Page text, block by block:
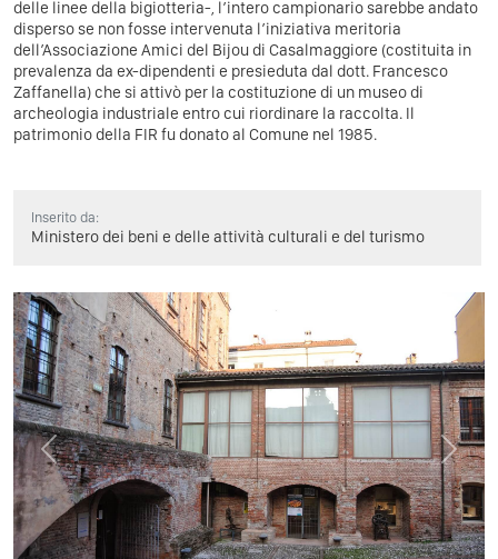
delle linee della bigiotteria-, l’intero campionario sarebbe andato
disperso se non fosse intervenuta l’iniziativa meritoria
dell’Associazione Amici del Bijou di Casalmaggiore (costituita in
prevalenza da ex-dipendenti e presieduta dal dott. Francesco
Zaffanella) che si attivò per la costituzione di un museo di
archeologia industriale entro cui riordinare la raccolta. Il
patrimonio della FIR fu donato al Comune nel 1985.
Inserito da:
Ministero dei beni e delle attività culturali e del turismo
Previous Next